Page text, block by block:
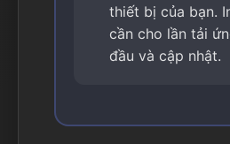
thiết bị của bạn.
cần cho lần tải
đầu và cập nhật.